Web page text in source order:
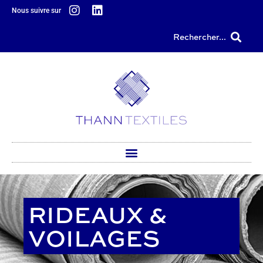
principal
Nous suivre sur
Rechercher...
RIDEAUX &
VOILAGES